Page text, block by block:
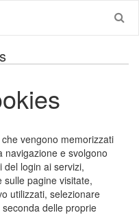
vengono memorizzati
navigazione e svolgono
login ai servizi,
sulle pagine visitate,
utilizzati, selezionare
delle proprie